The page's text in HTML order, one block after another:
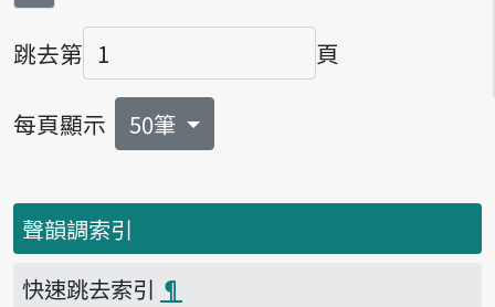
跳去第
頁碼
頁
每頁顯示 50筆
聲韻調索引
快速跳去索引 ¶